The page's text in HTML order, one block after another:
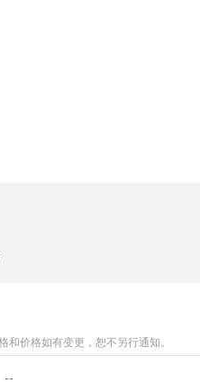
价格如有变更，恕不另行通知。
--